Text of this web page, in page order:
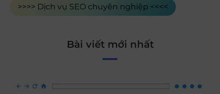
>>>> Dịch vụ SEO chuyên nghiệp <<<<
Bài viết mới nhất